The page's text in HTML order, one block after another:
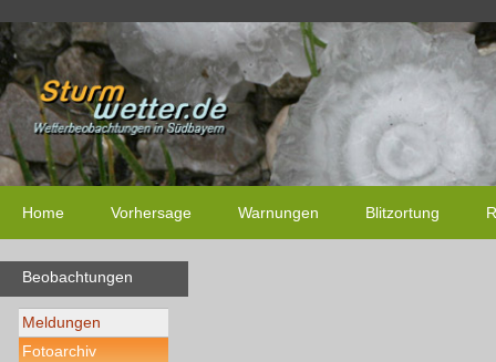
Home Vorhersage Warnungen Blitzortung
Beobachtungen
Meldungen
Fotoarchiv